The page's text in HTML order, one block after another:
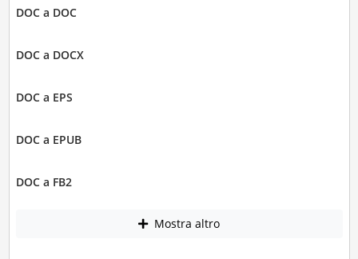
DOC a DOC
DOC a DOCX
DOC a EPS
DOC a EPUB
DOC a FB2
Mostra altro